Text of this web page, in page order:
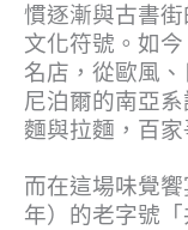
慣逐漸與古書
文化符號。如
名店，從歐風
尼泊爾的南亞
麵與拉麵，百家
而在這場味覺
年）的老字號